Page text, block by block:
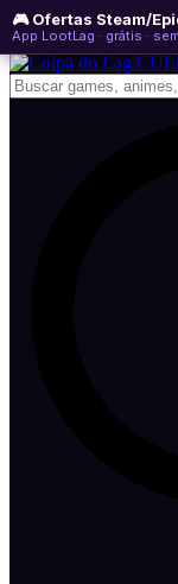
🎮 Ofertas Steam/
App LootLag · grátis ·
sábado, 08 de agosto
Newsletter